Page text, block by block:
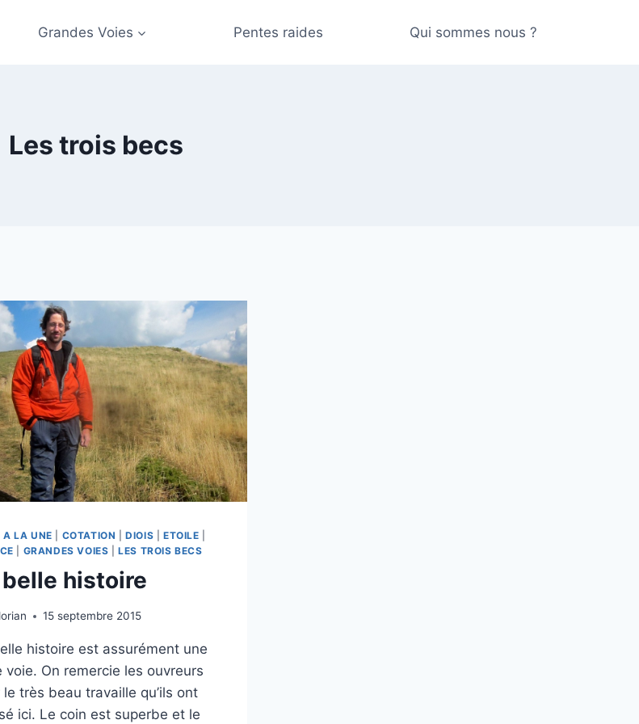
Grandes Voies Pentes raides Qui sommes nous ?
Les trois becs
|A LA UNE COTATION |DIOIS |ETOILE
GRANDES VOIES |LES TROIS BECS
belle histoire
15 septembre 2015
histoire est assurément une
voie. On remercie les ouvreurs
le très beau travaille qu’ils ont
ici. Le coin est superbe et le